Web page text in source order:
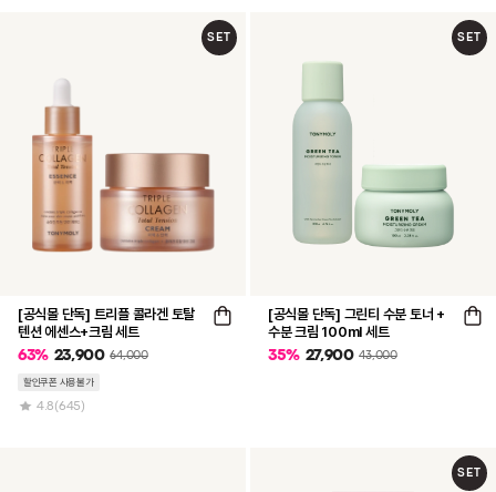
SET
[공식몰 단독] 트리플 콜라겐 토탈
텐션 에센스+크림 세트
63% 23,900 64,000
할인쿠폰 사용불가
4.8 (645)
SET
[공식몰 단독] 그린티 수분 토너 +
수분 크림 100ml 세트
35% 27,900 43,000
SET